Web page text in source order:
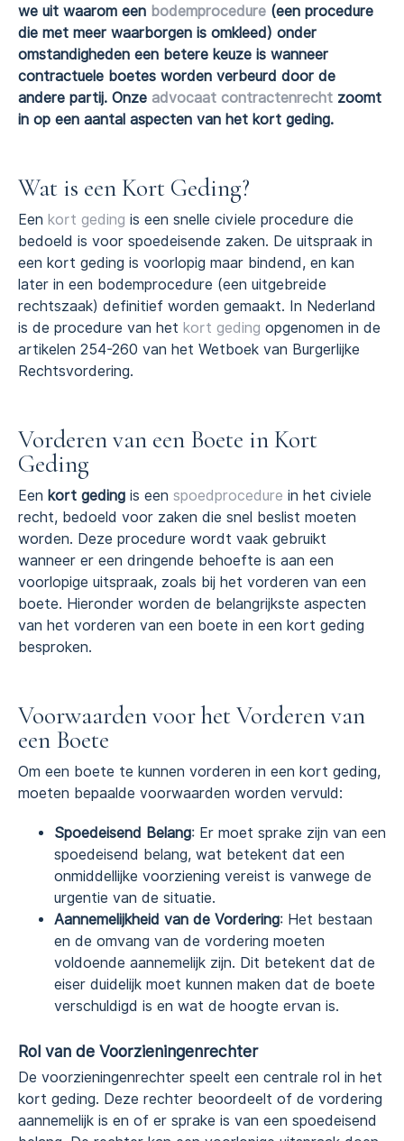
we uit waarom een bodemprocedure (een procedure
die met meer waarborgen is omkleed) onder
omstandigheden een betere keuze is wanneer
contractuele boetes worden verbeurd door de
andere partij. Onze advocaat contractenrecht zoomt
in op een aantal aspecten van het kort geding.
Wat is een Kort Geding?
Een kort geding is een snelle civiele procedure die
bedoeld is voor spoedeisende zaken. De uitspraak in
een kort geding is voorlopig maar bindend, en kan
later in een bodemprocedure (een uitgebreide
rechtszaak) definitief worden gemaakt. In Nederland
is de procedure van het kort geding opgenomen in de
artikelen 254-260 van het Wetboek van Burgerlijke
Rechtsvordering.
Vorderen van een Boete in Kort
Geding
Een kort geding is een spoedprocedure in het civiele
recht, bedoeld voor zaken die snel beslist moeten
worden. Deze procedure wordt vaak gebruikt
wanneer er een dringende behoefte is aan een
voorlopige uitspraak, zoals bij het vorderen van een
boete. Hieronder worden de belangrijkste aspecten
van het vorderen van een boete in een kort geding
besproken.
Voorwaarden voor het Vorderen van
een Boete
Om een boete te kunnen vorderen in een kort geding,
moeten bepaalde voorwaarden worden vervuld:
Spoedeisend Belang: Er moet sprake zijn van een
spoedeisend belang, wat betekent dat een
onmiddellijke voorziening vereist is vanwege de
urgentie van de situatie.
Aannemelijkheid van de Vordering: Het bestaan
en de omvang van de vordering moeten
voldoende aannemelijk zijn. Dit betekent dat de
eiser duidelijk moet kunnen maken dat de boete
verschuldigd is en wat de hoogte ervan is.
Rol van de Voorzieningenrechter
De voorzieningenrechter speelt een centrale rol in het
kort geding. Deze rechter beoordeelt of de vordering
aannemelijk is en of er sprake is van een spoedeisend